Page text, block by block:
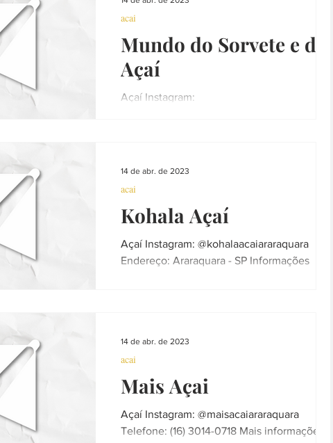
Mundo do Sorvete e do
Açaí
Açaí Instagram:
acai
Kohala Açaí
Açaí Instagram: @kohalaacaiararaquara
Endereço: Araraquara - SP Informações
acai
14 de abr. de 2023
Mais Açai
Açaí Instagram: @maisacaiararaquara
Telefone: (16) 3014-0718 Mais informações:
acai
14 de abr. de 2023